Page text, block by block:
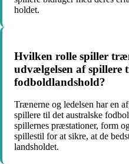
holdet.
Hvilken rolle spiller
udvælgelsen af spillere
fodboldlandshold?
Trænerne og ledelsen har en
spillere til det australske
spillernes præstationer, form
spillestil for at sikre, at de
landsholdet.